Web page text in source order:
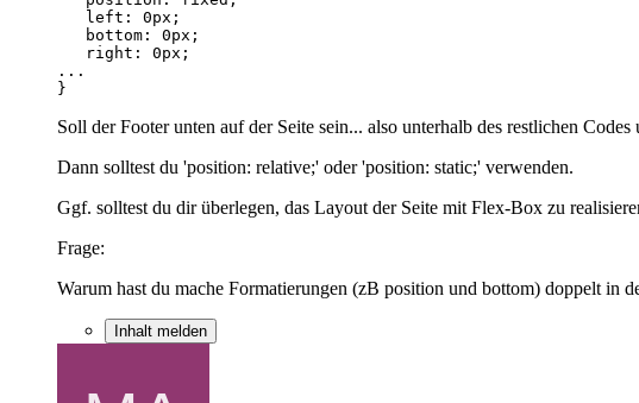
}
Soll der Footer unten auf der Seite sein... also unterhalb des restlichen
Dann solltest du 'position: relative;' oder 'position: static;' verwenden.
Ggf. solltest du dir überlegen, das Layout der Seite mit Flex-Box zu
Frage:
Warum hast du mache Formatierungen (zB position und bottom) doppelt in
Inhalt melden